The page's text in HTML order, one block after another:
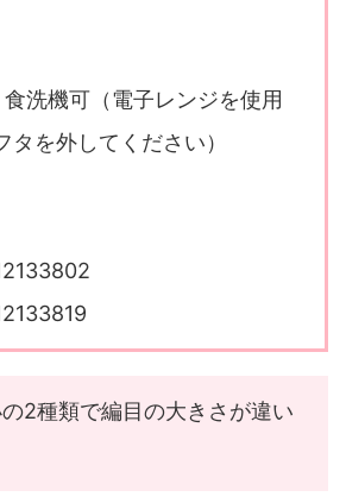
洗機可（電子レンジを使用
タを外してください）
2種類で編目の大きさが違い